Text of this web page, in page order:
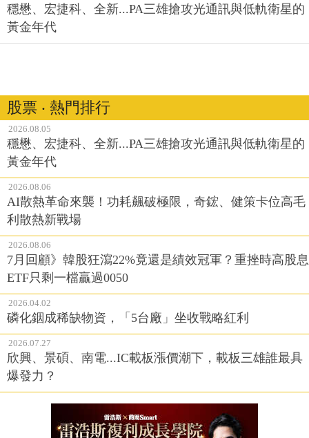
穩懋、宏捷科、全新...PA三雄搶攻光通訊與低軌衛星的
黃金年代
股票 ‧ 熱門排行
2026.08.05
穩懋、宏捷科、全新...PA三雄搶攻光通訊與低軌衛星的
黃金年代
2026.08.06
AI散熱革命來襲！功耗飆破極限，奇鋐、健策卡位高毛
利散熱新戰場
2026.08.06
7月回顧》韓股狂瀉22%竟還是績效冠軍？重挫時高股息
ETF只剩一檔贏過0050
2026.04.02
磷化銦成稀缺物資，「5台廠」坐收戰略紅利
2026.07.27
欣興、景碩、南電...IC載板漲價潮下，載板三雄誰最具
爆發力？